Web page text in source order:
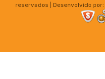
reservados | Desenvolvido por: